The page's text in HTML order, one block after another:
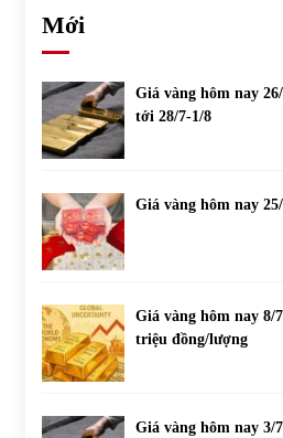
Mới
Giá vàng hôm nay
tới 28/7-1/8
Giá vàng hôm nay
Giá vàng hôm nay 8/
triệu đồng/lượng
Giá vàng hôm nay 3/